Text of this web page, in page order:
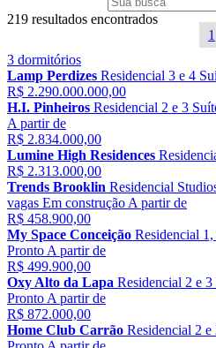
219 resultados encontrados
1
3 dormitórios
Lamp Perdizes Residencial 3 e 4
R$ 2.290.000.000,00
H.I. Pinheiros Residencial 2 e 3
A partir de
R$ 2.834.000,00
Lumine High Residences
R$ 2.313.000,00
Trends Brooklin Residencial
vagas Em construção A partir de
R$ 458.900,00
My Space Conceição Residencial
Pronto A partir de
R$ 499.900,00
Oxy Alto da Lapa Residencial 2 e
Pronto A partir de
R$ 872.000,00
Home Club Carrão Residencial 2 e